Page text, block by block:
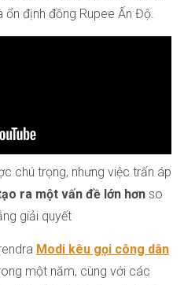
định đồng Rupee Ấn Độ.
chú trọng, nhưng việc trấn áp
ra một vấn đề lớn hơn so
giải quyết
Modi kêu gọi công dân
một năm, cùng với các